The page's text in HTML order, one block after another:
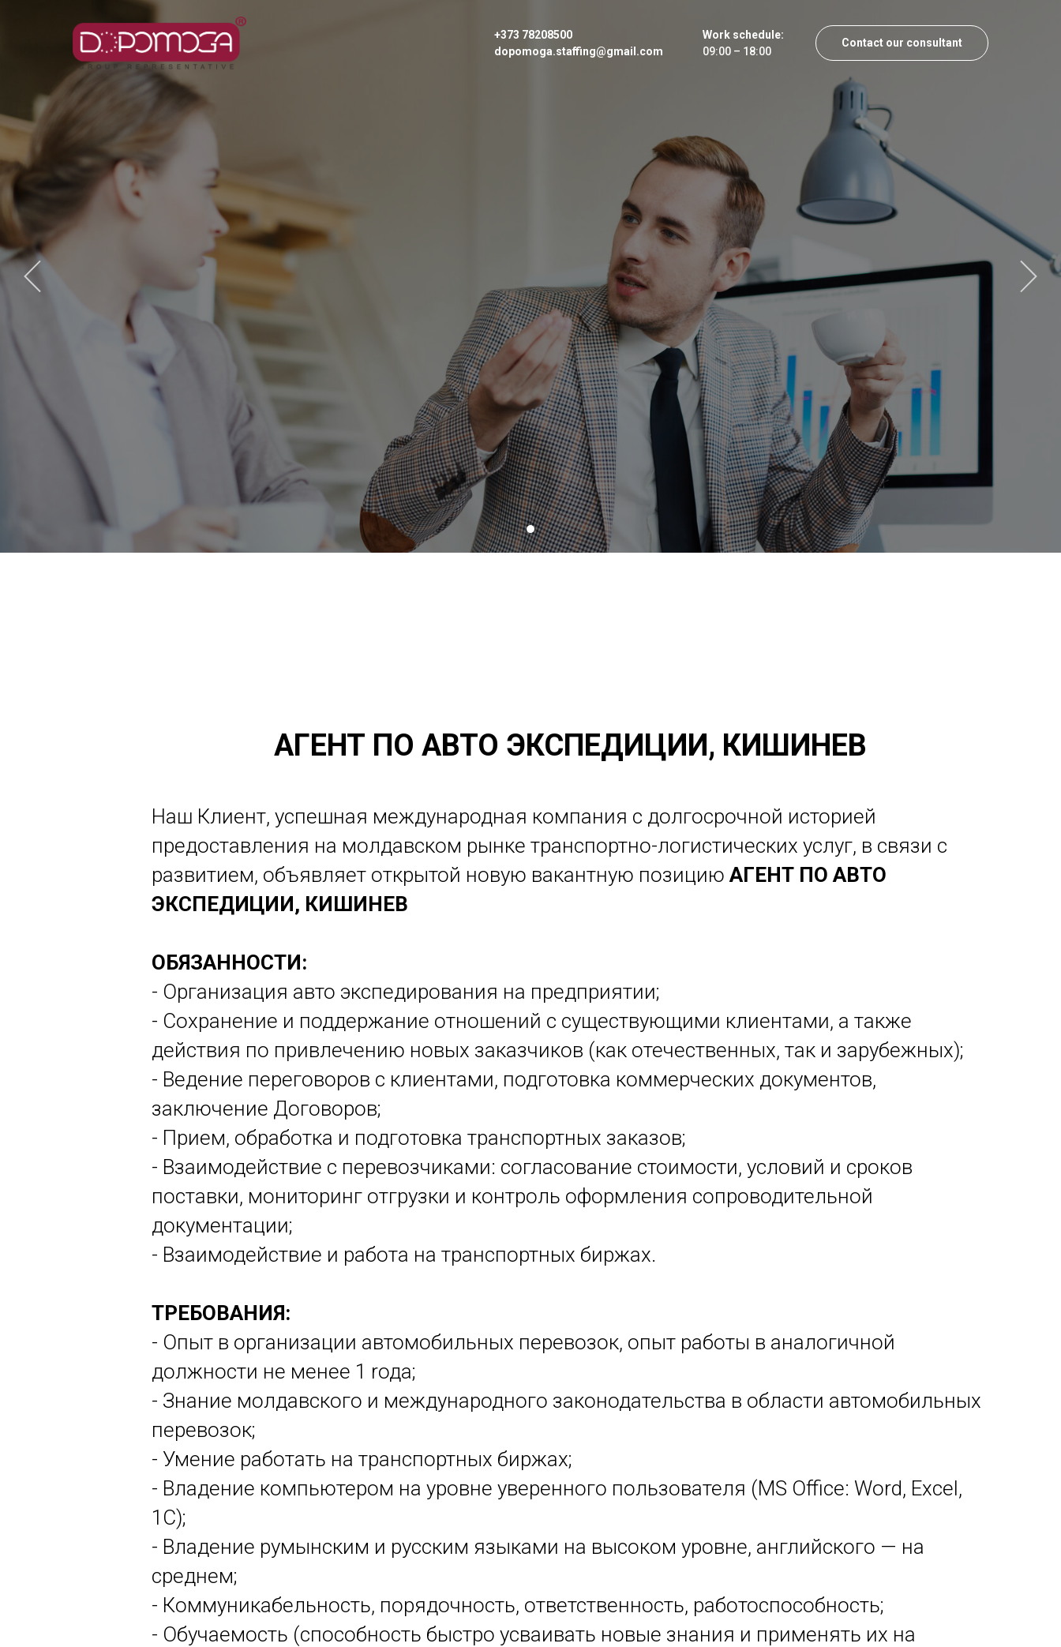
+373 78208500
dopomoga.staffing@gmail.com
Work schedule:
09:00 – 18:00
Contact our consultant
ВАКАНСИЯ:
ЭКСПЕДИЦИИ, КИШИНЕВ
АГЕНТ ПО АВТО ЭКСПЕДИЦИИ, КИШИНЕВ
Наш Клиент, успешная международная компания с долгосрочной историей
предоставления на молдавском рынке транспортно-логистических услуг, в связи с
развитием, объявляет открытой новую вакантную позициюАГЕНТ ПО АВТО
ЭКСПЕДИЦИИ, КИШИНЕВ
ОБЯЗАННОСТИ:
- Организация авто экспедирования на предприятии;
- Сохранение и поддержание отношений с существующими клиентами, а также
действия по привлечению новых заказчиков (как отечественных, так и зарубежных);
- Ведение переговоров с клиентами, подготовка коммерческих документов,
заключение Договоров;
- Прием, обработка и подготовка транспортных заказов;
- Взаимодействие с перевозчиками: согласование стоимости, условий и сроков
поставки, мониторинг отгрузки и контроль оформления сопроводительной
документации;
- Взаимодействие и работа на транспортных биржах.
ТРЕБОВАНИЯ:
- Опыт в организации автомобильных перевозок, опыт работы в аналогичной
должности не менее 1 rода;
- Знание молдавского и международного законодательства в области автомобильных
перевозок;
- Умение работать на транспортных биржах;
- Владение компьютером на уровне уверенного пользователя (MS Office: Word, Excel,
1C);
- Владение румынским и русским языками на высоком уровне, английского — на
среднем;
- Коммуникабельность, порядочность, ответственность, работоспособность;
- Обучаемость (способность быстро усваивать новые знания и применять их на